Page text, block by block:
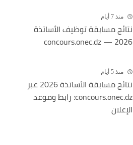
منذ 7 أيام
نتائج مسابقة توظيف الأساتذة
2026 — concours.onec.dz
منذ 5 أيام
نتائج مسابقة الأساتذة 2026 عبر
concours.onec.dz: رابط وموعد
الإعلان